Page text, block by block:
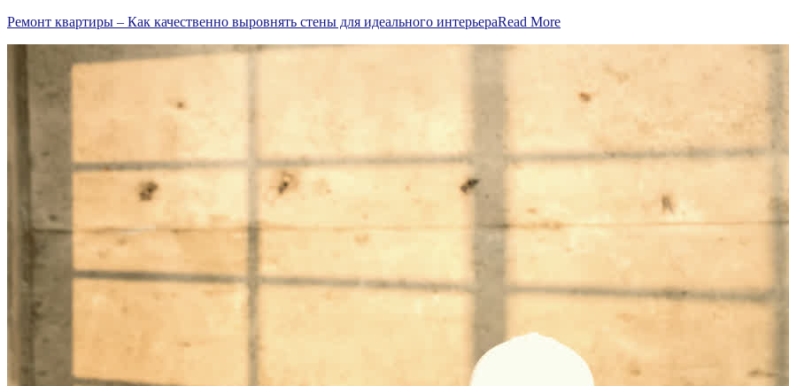
Ремонт квартиры – Как качественно выровнять стены для идеального интерьераRead More